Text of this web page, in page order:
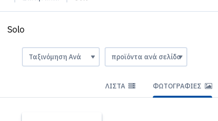
Solo
ΛΊΣΤΑ ΦΩΤΟΓΡΑΦΊΕΣ